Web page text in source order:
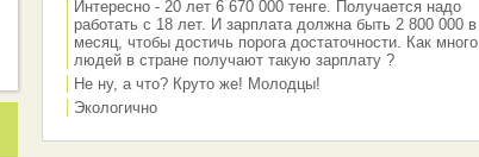
Интересно - 20 лет 6 670 000 тенге. Получается надо
работать с 18 лет. И зарплата должна быть 2 800 000 в
месяц, чтобы достичь порога достаточности. Как много
людей в стране получают такую зарплату ?
Не ну, а что? Круто же! Молодцы!
Экологично